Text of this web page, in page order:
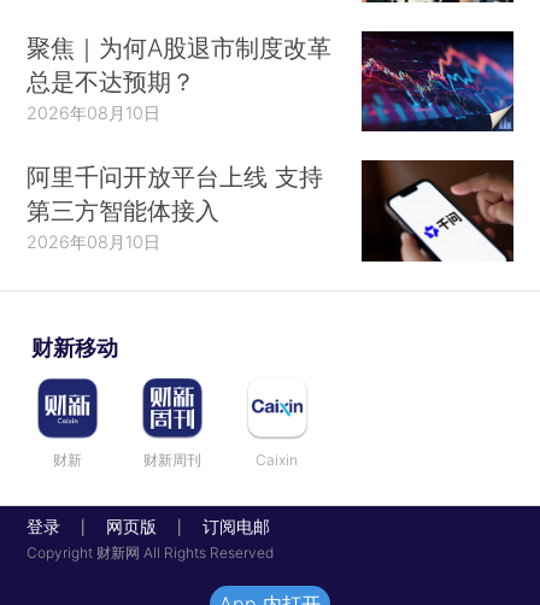
聚焦｜为何A股退市制度改革
总是不达预期？
2026年08月10日
阿里千问开放平台上线 支持
第三方智能体接入
2026年08月10日
财新移动
财新 财新周刊 Caixin
登录 网页版 订阅电邮
Copyright 财新网 All Rights Reserved